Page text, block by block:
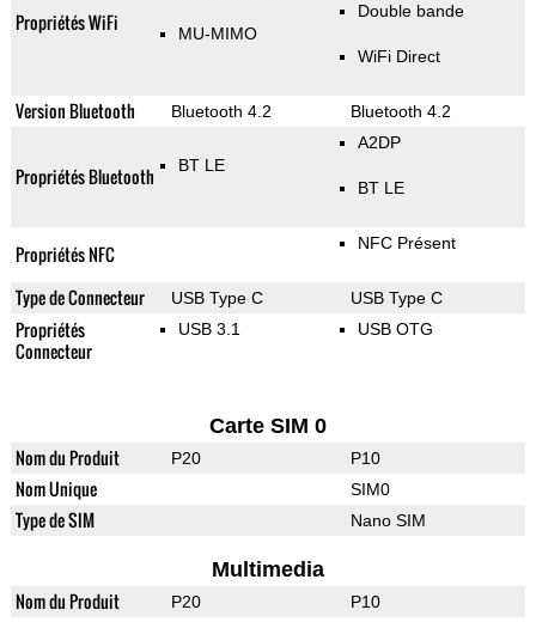
Propriétés WiFi MU-MIMO
Double bande
WiFi Direct
Version Bluetooth Bluetooth 4.2 Bluetooth 4.2
Propriétés Bluetooth BT LE
A2DP
BT LE
Propriétés NFC NFC Présent
Type de Connecteur USB Type C USB Type C
Propriétés
Connecteur
USB 3.1 USB OTG
Carte SIM 0
Nom du Produit P20 P10
Nom Unique SIM0
Type de SIM Nano SIM
Multimedia
Nom du Produit P20 P10